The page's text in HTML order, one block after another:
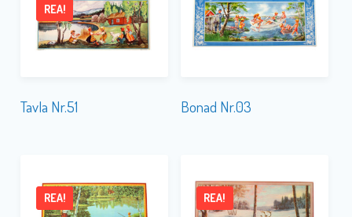
Tavla Nr.51
REA!
Bonad Nr.03
REA! REA!